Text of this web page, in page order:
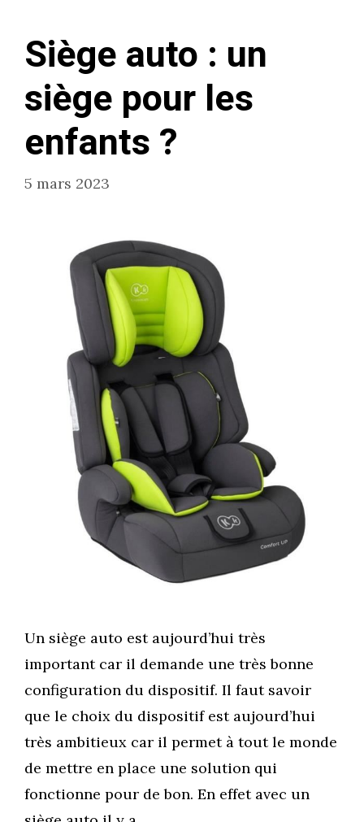
Siège auto : un
siège pour les
enfants ?
5 mars 2023
Un siège auto est aujourd’hui très
important car il demande une très bonne
configuration du dispositif. Il faut savoir
que le choix du dispositif est aujourd’hui
très ambitieux car il permet à tout le monde
de mettre en place une solution qui
fonctionne pour de bon. En effet avec un